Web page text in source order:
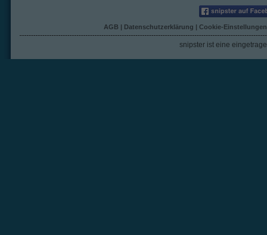
AGB | Datenschutzerklärung | Cookie-Einstellungen
snipster ist eine